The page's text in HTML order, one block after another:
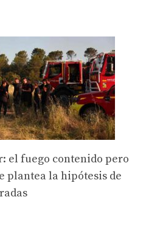
el fuego contenido pero
plantea la hipótesis de